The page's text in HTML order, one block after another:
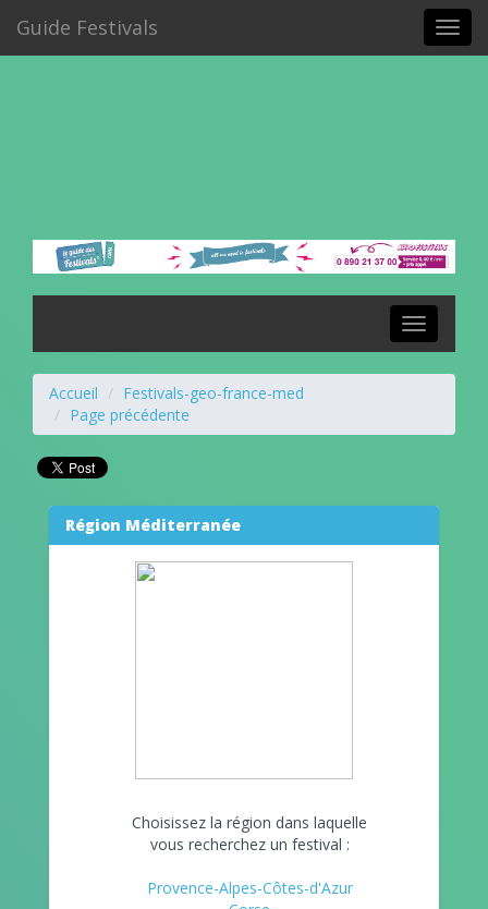
Guide Festivals
Toggle
navigation
Accueil
Festivals-geo-france-med
Page précédente
Région Méditerranée
Choisissez la région dans laquelle
vous recherchez un festival :
Provence-Alpes-Côtes-d'Azur